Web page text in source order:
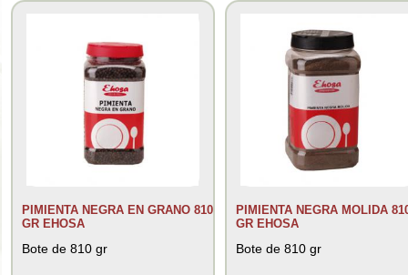
PIMIENTA NEGRA EN GRANO 810
GR EHOSA
Bote de 810 gr
PIMIENTA NEGRA MOLIDA
GR EHOSA
Bote de 810 gr